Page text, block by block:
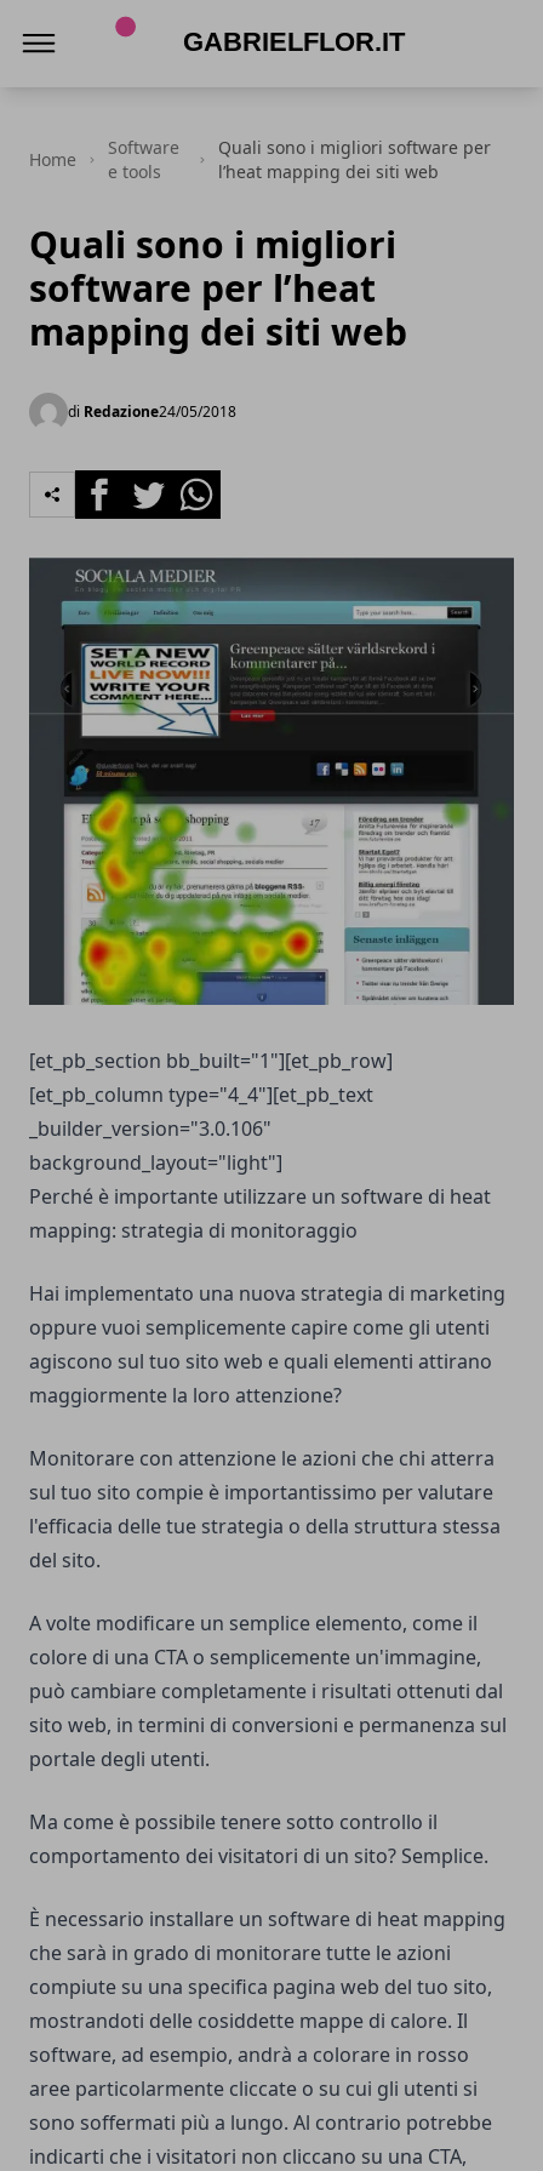
Home
Software
e tools
Quali sono i migliori software per
l’heat mapping dei siti web
Quali sono i migliori
software per l’heat
mapping dei siti web
di Redazione24/05/2018
FacebookTwitterWhatsapp
[et_pb_section bb_built="1"][et_pb_row]
[et_pb_column type="4_4"][et_pb_text
_builder_version="3.0.106"
background_layout="light"]
Perché è importante utilizzare un software di heat
mapping: strategia di monitoraggio
Hai implementato una nuova strategia di marketing
oppure vuoi semplicemente capire come gli utenti
agiscono sul tuo sito web e quali elementi attirano
maggiormente la loro attenzione?
Monitorare con attenzione le azioni che chi atterra
sul tuo sito compie è importantissimo per valutare
l'efficacia delle tue strategia o della struttura stessa
del sito.
A volte modificare un semplice elemento, come il
colore di una CTA o semplicemente un'immagine,
può cambiare completamente i risultati ottenuti dal
sito web, in termini di conversioni e permanenza sul
portale degli utenti.
Ma come è possibile tenere sotto controllo il
comportamento dei visitatori di un sito? Semplice.
È necessario installare un software di heat mapping
che sarà in grado di monitorare tutte le azioni
compiute su una specifica pagina web del tuo sito,
mostrandoti delle cosiddette mappe di calore. Il
software, ad esempio, andrà a colorare in rosso
aree particolarmente cliccate o su cui gli utenti si
sono soffermati più a lungo. Al contrario potrebbe
indicarti che i visitatori non cliccano su una CTA,